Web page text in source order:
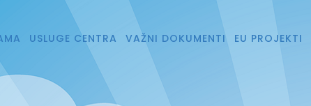
USLUGE CENTRA VAŽNI DOKUMENTI EU PROJEKTI